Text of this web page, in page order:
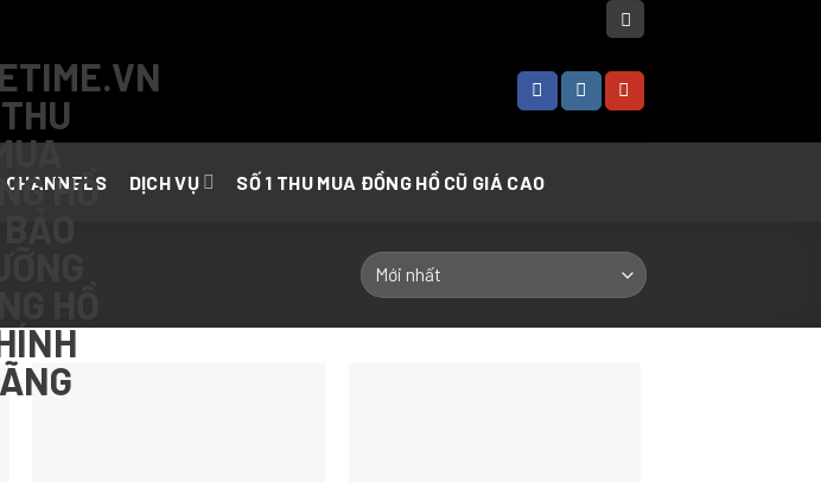
CHANNELS DỊCH VỤ SỐ 1 THU MUA ĐỒNG HỒ CŨ GIÁ CAO